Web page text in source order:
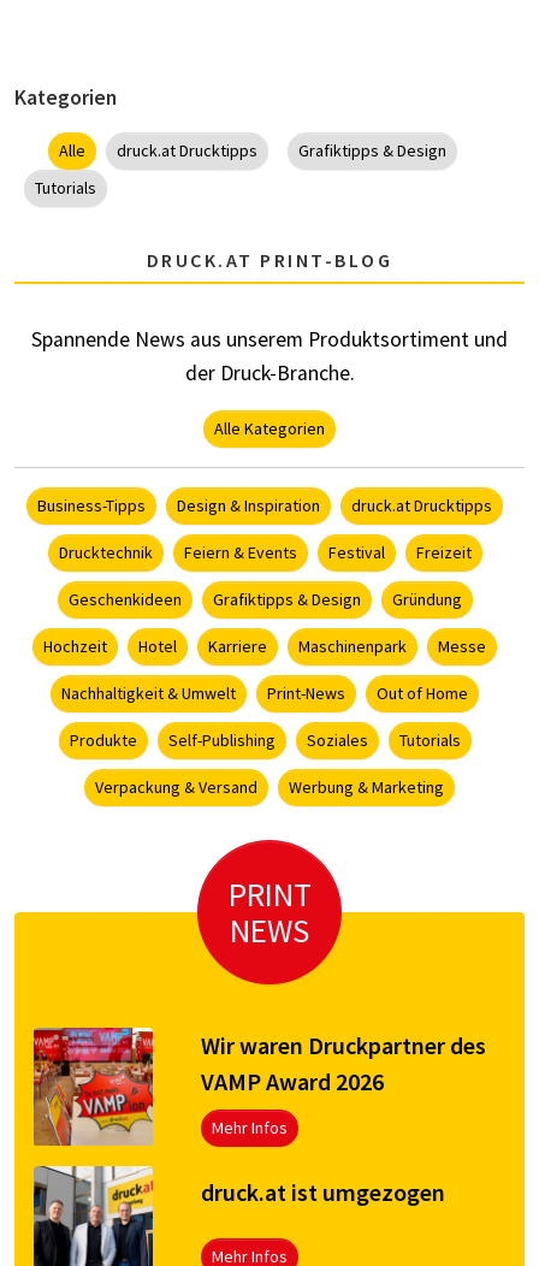
Kategorien
Alle druck.at Drucktipps
Grafiktipps & Design
Tutorials
DRUCK.AT PRINT-BLOG
Spannende News aus unserem Produktsortiment und
der Druck-Branche.
Alle Kategorien
Business-Tipps Design & Inspiration druck.at Drucktipps
Drucktechnik Feiern & Events Festival Freizeit
Geschenkideen Grafiktipps & Design Gründung
Hochzeit Hotel Karriere Maschinenpark Messe
Nachhaltigkeit & Umwelt Print-News Out of Home
Produkte Self-Publishing Soziales Tutorials
Verpackung & Versand Werbung & Marketing
PRINT
NEWS
Wir waren Druckpartner des
VAMP Award 2026
Mehr Infos
druck.at ist umgezogen
Mehr Infos